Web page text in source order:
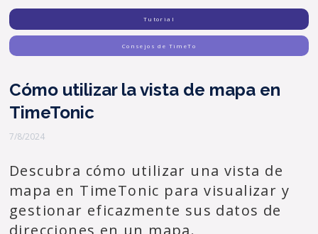
Tutorial
Consejos de TimeTo
Cómo utilizar la vista de mapa en
TimeTonic
7/8/2024
Descubra cómo utilizar una vista de
mapa en TimeTonic para visualizar y
gestionar eficazmente sus datos de